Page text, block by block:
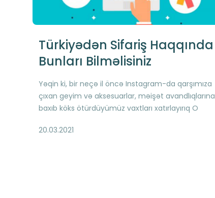
Türkiyədən Sifariş Haqqında
Bunları Bilməlisiniz
Yəqin ki, bir neçə il öncə Instagram-da qarşımıza
çıxan geyim və aksesuarlar, məişət avandlıqlarına
baxıb köks ötürdüyümüz vaxtları xatırlayırıq O
məhsulları indi artıq bir kliklə də birbaşa Türkiyədən
20.03.2021